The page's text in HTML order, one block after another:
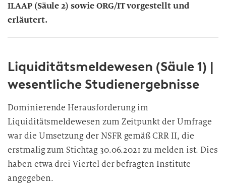
ILAAP (Säule 2) sowie ORG/IT vorgestellt und
erläutert.
Liquiditätsmeldewesen (Säule 1) |
wesentliche Studienergebnisse
Dominierende Herausforderung im
Liquiditätsmeldewesen zum Zeitpunkt der Umfrage
war die Umsetzung der NSFR gemäß CRR II, die
erstmalig zum Stichtag 30.06.2021 zu melden ist. Dies
haben etwa drei Viertel der befragten Institute
angegeben.